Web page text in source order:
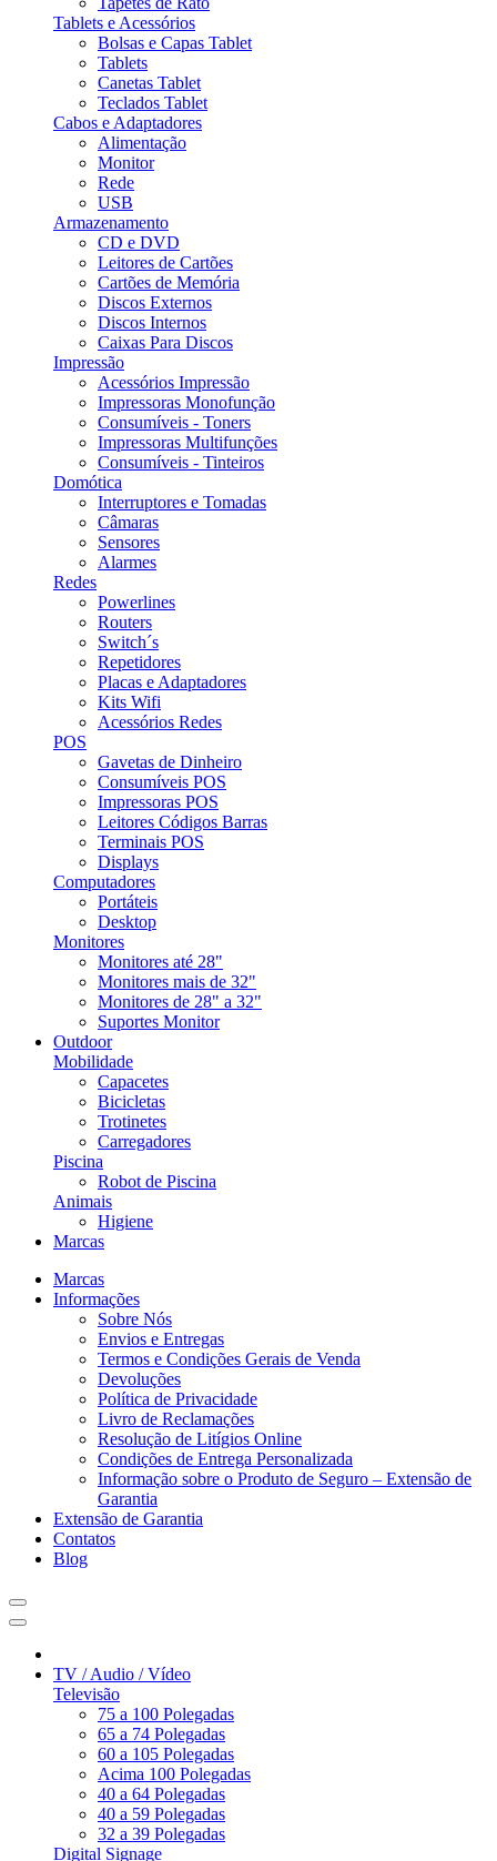
Tablets e Acessórios
Bolsas e Capas Tablet
Tablets
Canetas Tablet
Teclados Tablet
Cabos e Adaptadores
Alimentação
Monitor
Rede
USB
Armazenamento
CD e DVD
Leitores de Cartões
Cartões de Memória
Discos Externos
Discos Internos
Caixas Para Discos
Impressão
Acessórios Impressão
Impressoras Monofunção
Consumíveis - Toners
Impressoras Multifunções
Consumíveis - Tinteiros
Domótica
Interruptores e Tomadas
Câmaras
Sensores
Alarmes
Redes
Powerlines
Routers
Switch´s
Repetidores
Placas e Adaptadores
Kits Wifi
Acessórios Redes
POS
Gavetas de Dinheiro
Consumíveis POS
Impressoras POS
Leitores Códigos Barras
Terminais POS
Displays
Computadores
Portáteis
Desktop
Monitores
Monitores até 28"
Monitores mais de 32"
Monitores de 28" a 32"
Suportes Monitor
Outdoor
Mobilidade
Capacetes
Bicicletas
Trotinetes
Carregadores
Piscina
Robot de Piscina
Animais
Higiene
Marcas
Marcas
Informações
Sobre Nós
Envios e Entregas
Termos e Condições Gerais de Venda
Devoluções
Política de Privacidade
Livro de Reclamações
Resolução de Litígios Online
Condições de Entrega Personalizada
Informação sobre o Produto de Seguro – Extensão de
Garantia
Extensão de Garantia
Contatos
Blog
TV / Audio / Vídeo
Televisão
75 a 100 Polegadas
65 a 74 Polegadas
60 a 105 Polegadas
Acima 100 Polegadas
40 a 64 Polegadas
40 a 59 Polegadas
32 a 39 Polegadas
Digital Signage